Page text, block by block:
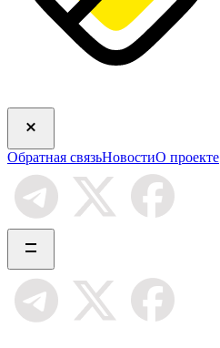
Обратная связьНовостиО проекте